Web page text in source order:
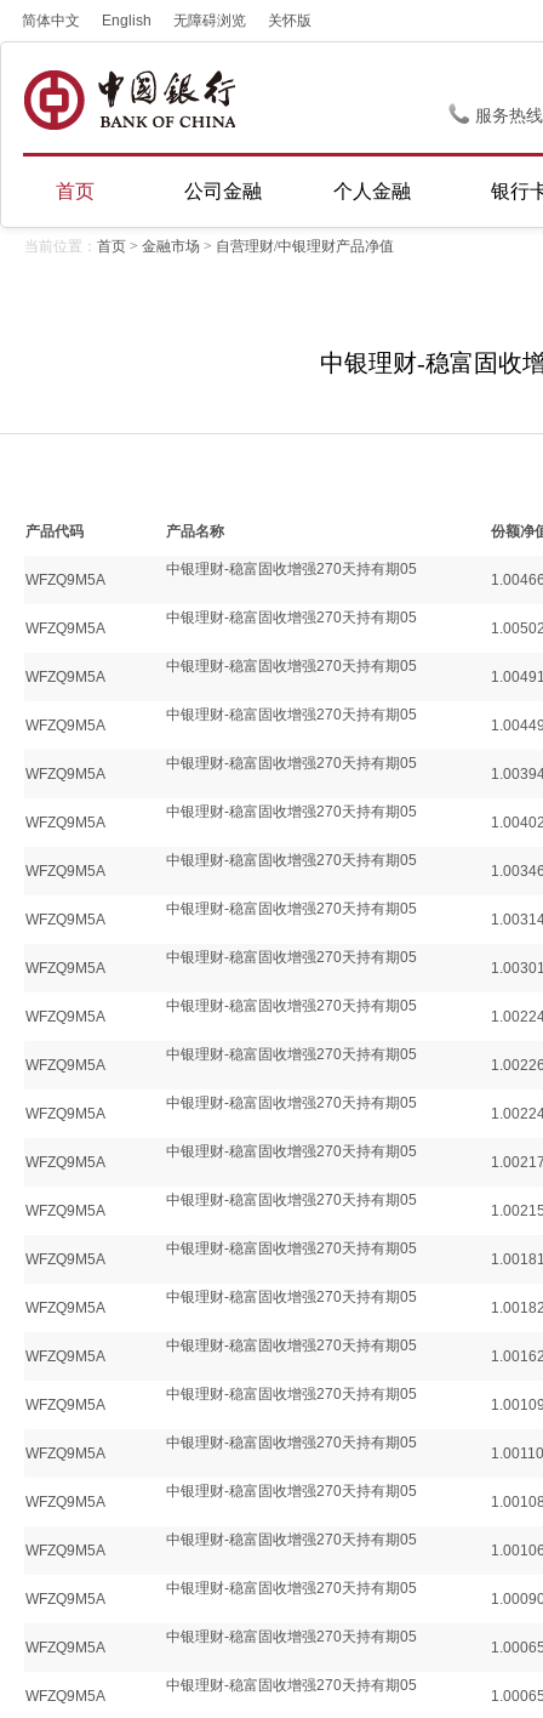
简体中文 English 无障碍浏览 关怀版
服务热
首页 公司金融 个人金融 银行
当前位置： 首页 > 金融市场 > 自营理财/中银理财产品净值
中银理财-稳富固收
产品代码 产品名称 份额净
WFZQ9M5A
中银理财-稳富固收增强270天持有期05
WFZQ9M5A
中银理财-稳富固收增强270天持有期05
WFZQ9M5A
中银理财-稳富固收增强270天持有期05
WFZQ9M5A
中银理财-稳富固收增强270天持有期05
WFZQ9M5A
中银理财-稳富固收增强270天持有期05
WFZQ9M5A
中银理财-稳富固收增强270天持有期05
WFZQ9M5A
中银理财-稳富固收增强270天持有期05
WFZQ9M5A
中银理财-稳富固收增强270天持有期05
WFZQ9M5A
中银理财-稳富固收增强270天持有期05
WFZQ9M5A
中银理财-稳富固收增强270天持有期05
WFZQ9M5A
中银理财-稳富固收增强270天持有期05
WFZQ9M5A
中银理财-稳富固收增强270天持有期05
WFZQ9M5A
中银理财-稳富固收增强270天持有期05
WFZQ9M5A
中银理财-稳富固收增强270天持有期05
WFZQ9M5A
中银理财-稳富固收增强270天持有期05
WFZQ9M5A
中银理财-稳富固收增强270天持有期05
WFZQ9M5A
中银理财-稳富固收增强270天持有期05
WFZQ9M5A
中银理财-稳富固收增强270天持有期05
WFZQ9M5A
中银理财-稳富固收增强270天持有期05
WFZQ9M5A
中银理财-稳富固收增强270天持有期05
WFZQ9M5A
中银理财-稳富固收增强270天持有期05
WFZQ9M5A
中银理财-稳富固收增强270天持有期05
WFZQ9M5A
中银理财-稳富固收增强270天持有期05
WFZQ9M5A
中银理财-稳富固收增强270天持有期05